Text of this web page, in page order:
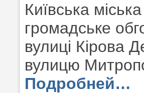
Київська
громадське
вулиці Кірова
вулицю
Подробней…